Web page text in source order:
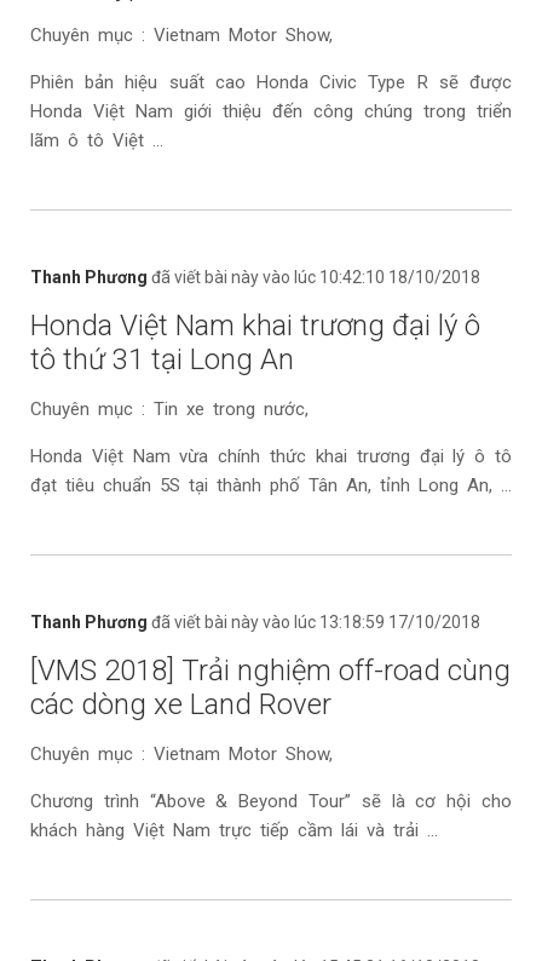
Chuyên mục : Vietnam Motor Show,
Phiên bản hiệu suất cao Honda Civic Type R sẽ được
Honda Việt Nam giới thiệu đến công chúng trong triển
lãm ô tô Việt ...
Thanh Phương đã viết bài này vào lúc 10:42:10 18/10/2018
Honda Việt Nam khai trương đại lý ô
tô thứ 31 tại Long An
Chuyên mục : Tin xe trong nước,
Honda Việt Nam vừa chính thức khai trương đại lý ô tô
đạt tiêu chuẩn 5S tại thành phố Tân An, tỉnh Long An, ...
Thanh Phương đã viết bài này vào lúc 13:18:59 17/10/2018
[VMS 2018] Trải nghiệm off-road cùng
các dòng xe Land Rover
Chuyên mục : Vietnam Motor Show,
Chương trình “Above & Beyond Tour” sẽ là cơ hội cho
khách hàng Việt Nam trực tiếp cầm lái và trải ...